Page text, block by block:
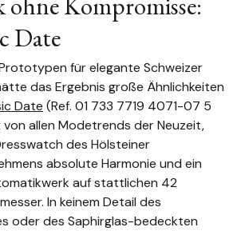
Date
für elegante Schweizer
das Ergebnis große Ähnlichkeiten
Date (Ref. 01 733 7719 4071-07 5
allen Modetrends der Neuzeit,
des Hölsteiner
absolute Harmonie und ein
auf stattlichen 42
In keinem Detail des
oder des Saphirglas-bedeckten